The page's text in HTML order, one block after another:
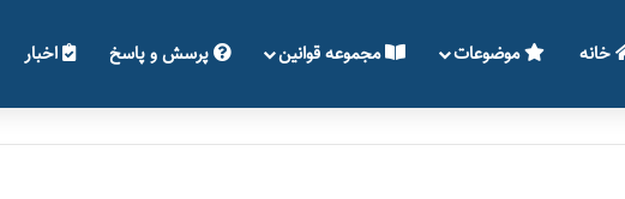
خانه موضوعات مجموعه قوانین پرسش و پاسخ اخبار